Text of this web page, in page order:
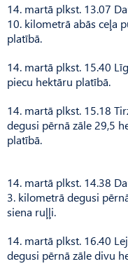
14. martā plkst. 13.07
10. kilometrā abās ceļa
platībā.
14. martā plkst. 15.40
piecu hektāru platībā.
14. martā plkst. 15.18
degusi pērnā zāle 29,5
platībā.
14. martā plkst. 14.38
3. kilometrā degusi
siena ruļļi.
14. martā plkst. 16.40
degusi pērnā zāle divu